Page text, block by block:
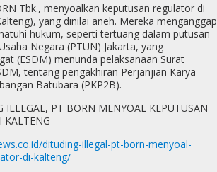
Tbk., menyoalkan keputusan regulator di
yang dinilai aneh. Mereka menganggap
hukum, seperti tertuang dalam putusan
Negara (PTUN) Jakarta, yang
(ESDM) menunda pelaksanaan Surat
tentang pengakhiran Perjanjian Karya
Batubara (PKP2B).
PT BORN MENYOAL KEPUTUSAN
KALTENG
dituding-illegal-pt-born-menyoal-
di-kalteng/